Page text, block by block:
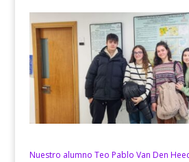
Nuestro alumno Teo Pablo Van Den